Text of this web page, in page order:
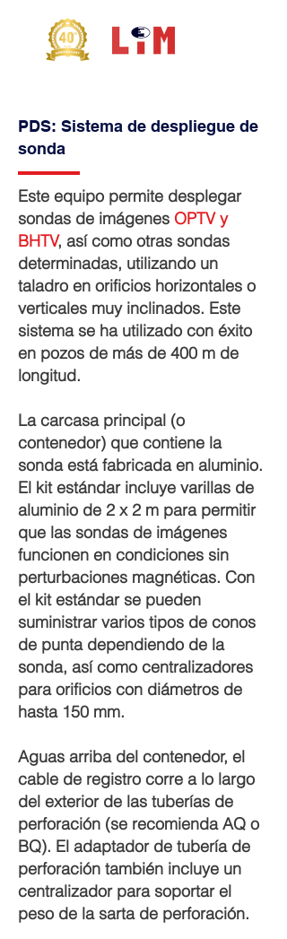
PDS: Sistema de despliegue de
sonda
Este equipo permite desplegar
sondas de imágenes OPTV y
BHTV, así como otras sondas
determinadas, utilizando un
taladro en orificios horizontales o
verticales muy inclinados. Este
sistema se ha utilizado con éxito
en pozos de más de 400 m de
longitud.
La carcasa principal (o
contenedor) que contiene la
sonda está fabricada en aluminio.
El kit estándar incluye varillas de
aluminio de 2 x 2 m para permitir
que las sondas de imágenes
funcionen en condiciones sin
perturbaciones magnéticas. Con
el kit estándar se pueden
suministrar varios tipos de conos
de punta dependiendo de la
sonda, así como centralizadores
para orificios con diámetros de
hasta 150 mm.
Aguas arriba del contenedor, el
cable de registro corre a lo largo
del exterior de las tuberías de
perforación (se recomienda AQ o
BQ). El adaptador de tubería de
perforación también incluye un
centralizador para soportar el
peso de la sarta de perforación.